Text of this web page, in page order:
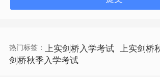
上海市延吉东路99号
热门标签： 上实剑桥入学考试 上实剑桥
剑桥秋季入学考试